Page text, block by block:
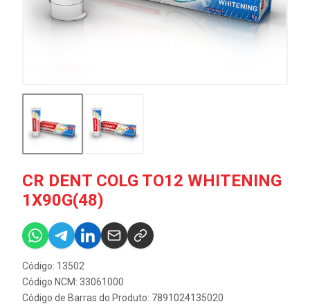
CR DENT COLG TO12 WHITENING
1X90G(48)
Código: 13502
Código NCM: 33061000
Código de Barras do Produto: 7891024135020